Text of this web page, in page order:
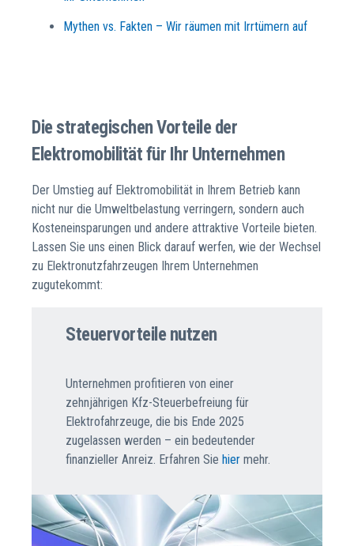
Mythen vs. Fakten – Wir räumen mit Irrtümern auf
Die strategischen Vorteile der
Elektromobilität für Ihr Unternehmen
Der Umstieg auf Elektromobilität in Ihrem Betrieb kann
nicht nur die Umweltbelastung verringern, sondern auch
Kosteneinsparungen und andere attraktive Vorteile bieten.
Lassen Sie uns einen Blick darauf werfen, wie der Wechsel
zu Elektronutzfahrzeugen Ihrem Unternehmen
zugutekommt:
Steuervorteile nutzen
Unternehmen profitieren von einer
zehnjährigen Kfz-Steuerbefreiung für
Elektrofahrzeuge, die bis Ende 2025
zugelassen werden – ein bedeutender
finanzieller Anreiz. Erfahren Sie hier mehr.